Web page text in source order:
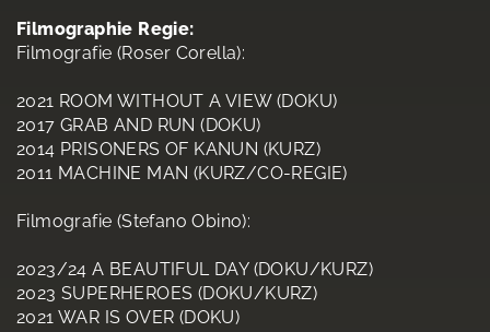
Filmographie Regie:
Filmografie (Roser Corella):
2021 ROOM WITHOUT A VIEW (DOKU)
2017 GRAB AND RUN (DOKU)
2014 PRISONERS OF KANUN (KURZ)
2011 MACHINE MAN (KURZ/CO-REGIE)
Filmografie (Stefano Obino):
2023/24 A BEAUTIFUL DAY (DOKU/KURZ)
2023 SUPERHEROES (DOKU/KURZ)
2021 WAR IS OVER (DOKU)